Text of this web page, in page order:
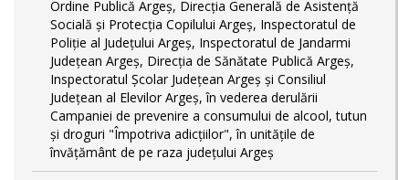
Ordine Publică Argeş, Direcţia Generală de Asistenţă
Socială şi Protecţia Copilului Argeş, Inspectoratul de
Poliţie al Judeţului Argeş, Inspectoratul de Jandarmi
Judeţean Argeş, Direcția de Sănătate Publică Argeș,
Inspectoratul Școlar Județean Argeș și Consiliul
Județean al Elevilor Argeș, în vederea derulării
Campaniei de prevenire a consumului de alcool, tutun
și droguri "Împotriva adicțiilor", în unitățile de
învățământ de pe raza județului Argeș